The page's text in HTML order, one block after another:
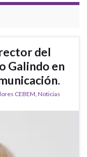
del
Galindo en
CEBEM, Noticias